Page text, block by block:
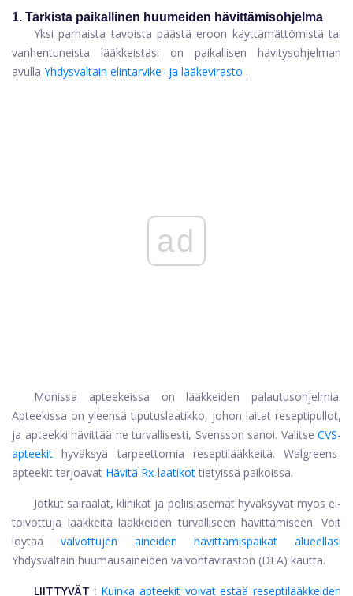
1. Tarkista paikallinen huumeiden hävittämisohjelma
Yksi parhaista tavoista päästä eroon käyttämättömistä tai
vanhentuneista lääkkeistäsi on paikallisen hävitysohjelman
avulla Yhdysvaltain elintarvike- ja lääkevirasto .
ad
Monissa apteekeissa on lääkkeiden palautusohjelmia.
Apteekissa on yleensä tiputuslaatikko, johon laitat reseptipullot,
ja apteekki hävittää ne turvallisesti, Svensson sanoi. Valitse CVS-
apteekit hyväksyä tarpeettomia reseptilääkkeitä. Walgreens-
apteekit tarjoavat Hävitä Rx-laatikot tietyissä paikoissa.
Jotkut sairaalat, klinikat ja poliisiasemat hyväksyvät myös ei-
toivottuja lääkkeitä lääkkeiden turvalliseen hävittämiseen. Voit
löytää
valvottujen aineiden hävittämispaikat alueellasi
Yhdysvaltain huumausaineiden valvontaviraston (DEA) kautta.
LIITTYVÄT : Kuinka apteekit voivat estää reseptilääkkeiden